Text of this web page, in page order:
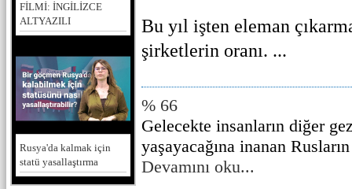
FİLMİ: İNGİLİZCE
ALTYAZILI
Rusya'da kalmak için
statü yasallaştırma
Bu yıl işten eleman
şirketlerin oranı. ...
% 66
Gelecekte insanların diğer
yaşayacağına inanan
Devamını oku...